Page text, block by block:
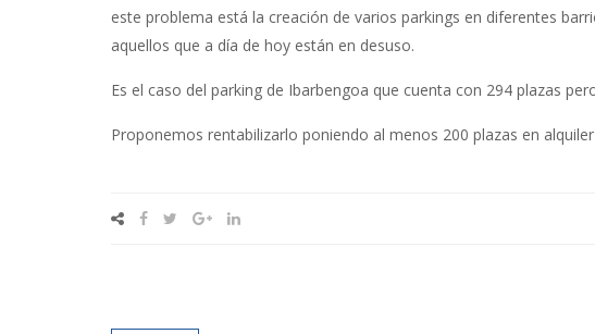
este problema está la creación de varios parkings en diferentes
aquellos que a día de hoy están en desuso.
Es el caso del parking de Ibarbengoa que cuenta con 294 plazas
Proponemos rentabilizarlo poniendo al menos 200 plazas en